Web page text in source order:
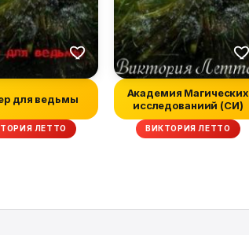
для ведьмы
ЛЕТТО
Академия Магических
исследованиий (СИ)
ВИКТОРИЯ ЛЕТТО